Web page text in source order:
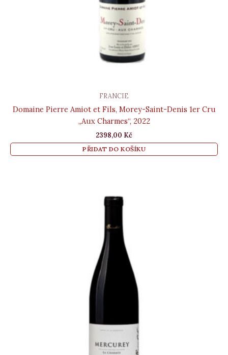
FRANCIE
Domaine Pierre Amiot et Fils, Morey-Saint-Denis 1er Cru
„Aux Charmes“, 2022
2398,00 Kč
PŘIDAT DO KOŠÍKU